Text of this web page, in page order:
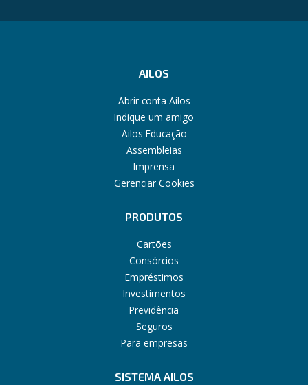
AILOS
Abrir conta Ailos
Indique um amigo
Ailos Educação
Assembleias
Imprensa
Gerenciar Cookies
PRODUTOS
Cartões
Consórcios
Empréstimos
Investimentos
Previdência
Seguros
Para empresas
SISTEMA AILOS